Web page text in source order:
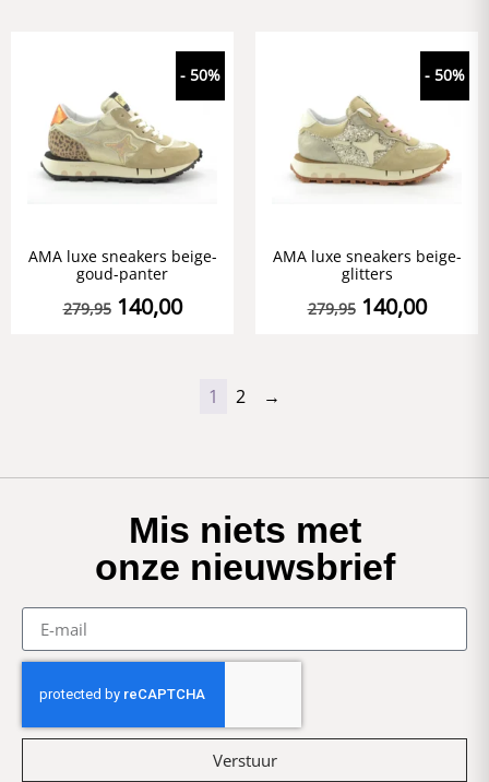
- 50%
AMA luxe sneakers beige-
goud-panter
279,95 140,00
- 50%
AMA luxe sneakers beige-
glitters
279,95 140,00
1 2 →
Mis niets met
onze nieuwsbrief
Verstuur